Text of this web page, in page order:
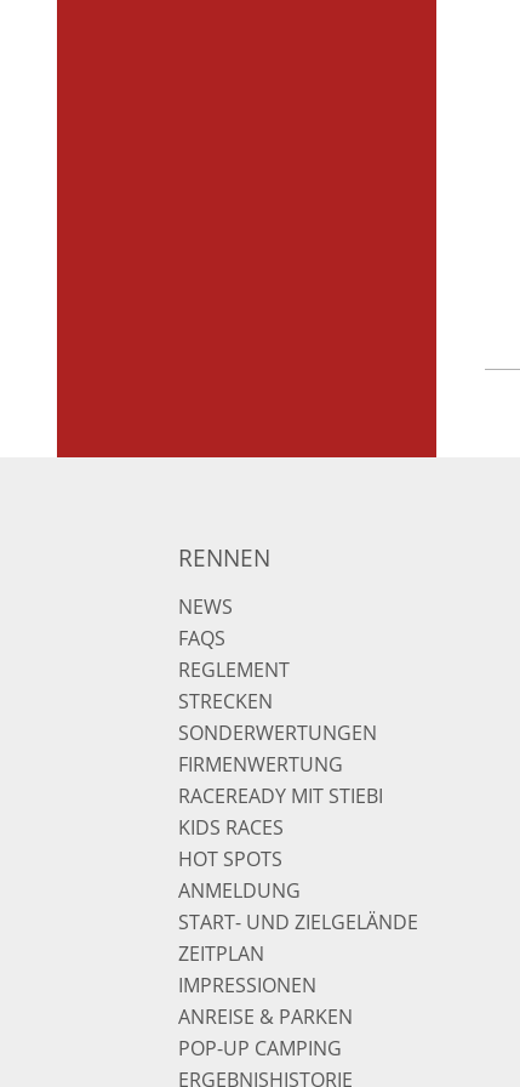
RENNEN
NEWS
FAQS
REGLEMENT
STRECKEN
SONDERWERTUNGEN
FIRMENWERTUNG
RACEREADY MIT STIEBI
KIDS RACES
HOT SPOTS
ANMELDUNG
START- UND ZIELGELÄNDE
ZEITPLAN
IMPRESSIONEN
ANREISE & PARKEN
POP-UP CAMPING
ERGEBNISHISTORIE